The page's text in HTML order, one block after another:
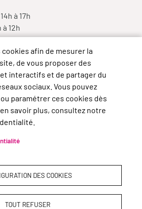
à 17h
12h
14h à 18h
afin de mesurer la
de vous proposer des
interactifs et de partager du
sociaux. Vous pouvez
paramétrer ces cookies dès
savoir plus, consultez notre
DES COOKIES
TOUT REFUSER